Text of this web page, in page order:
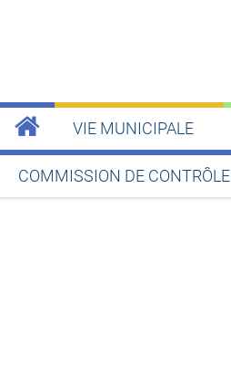
VIE MUNICIPALE
COMMISSION DE CONTRÔLE